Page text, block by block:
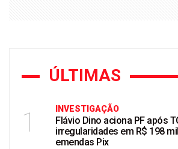
ÚLTIMAS
1 INVESTIGAÇÃO
Flávio Dino aciona PF após
irregularidades em R$ 198
emendas Pix